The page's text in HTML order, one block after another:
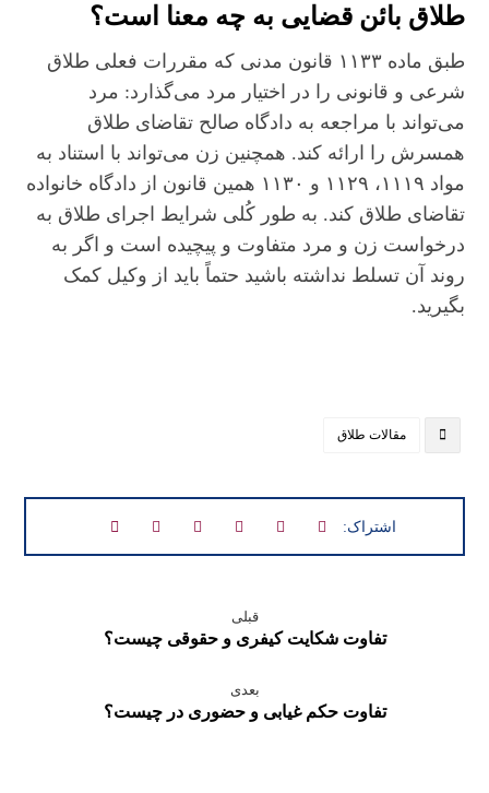
طلاق بائن قضایی به چه معنا است؟
طبق ماده ۱۱۳۳ قانون مدنی که مقررات فعلی طلاق
شرعی و قانونی را در اختیار مرد می‌گذارد: مرد
می‌تواند با مراجعه به دادگاه صالح تقاضای طلاق
همسرش را ارائه کند. همچنین زن می‌تواند با استناد به
مواد ۱۱۱۹، ۱۱۲۹ و ۱۱۳۰ همین قانون از دادگاه خانواده
تقاضای طلاق کند. به طور کُلی شرایط اجرای طلاق به
درخواست زن و مرد متفاوت و پیچیده است و اگر به
روند آن تسلط نداشته باشید حتماً باید از وکیل کمک
بگیرید.
مقالات طلاق
قبلی
تفاوت شکایت کیفری و حقوقی چیست؟
بعدی
تفاوت حکم غیابی و حضوری در چیست؟